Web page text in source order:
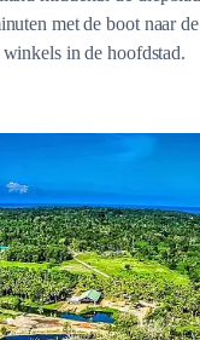
met de boot naar de
in de hoofdstad.